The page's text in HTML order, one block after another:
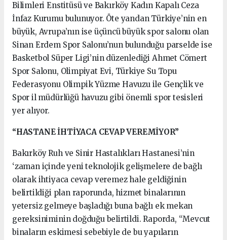
Bilimleri Enstitüsü ve Bakırköy Kadın Kapalı Ceza
İnfaz Kurumu bulunuyor. Öte yandan Türkiye’nin en
büyük, Avrupa’nın ise üçüncü büyük spor salonu olan
Sinan Erdem Spor Salonu’nun bulunduğu parselde ise
Basketbol Süper Ligi’nin düzenlediği Ahmet Cömert
Spor Salonu, Olimpiyat Evi, Türkiye Su Topu
Federasyonu Olimpik Yüzme Havuzu ile Gençlik ve
Spor il müdürlüğü havuzu gibi önemli spor tesisleri
yer alıyor.
“HASTANE İHTİYACA CEVAP VEREMİYOR”
Bakırköy Ruh ve Sinir Hastalıkları Hastanesi’nin
‘zaman içinde yeni teknolojik gelişmelere de bağlı
olarak ihtiyaca cevap veremez hale geldiğinin
belirtildiği plan raporunda, hizmet binalarının
yetersiz gelmeye başladığı buna bağlı ek mekan
gereksiniminin doğduğu belirtildi. Raporda, “Mevcut
binaların eskimesi sebebiyle de bu yapıların